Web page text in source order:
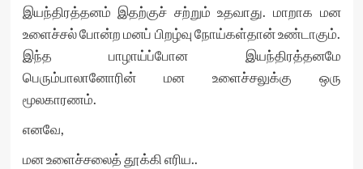
இயந்திரத்தனம் இதற்குச் சற்றும் உதவாது. மாறாக மன
உளைச்சல் போன்ற மனப் பிறழ்வு நோய்கள்தான் உண்டாகும்.
இந்த பாழாய்ப்போன இயந்திரத்தனமே
பெரும்பாலானோரின் மன உளைச்சலுக்கு ஒரு
மூலகாரணம்.
எனவே,
மன உளைச்சலைத் தூக்கி எரிய..